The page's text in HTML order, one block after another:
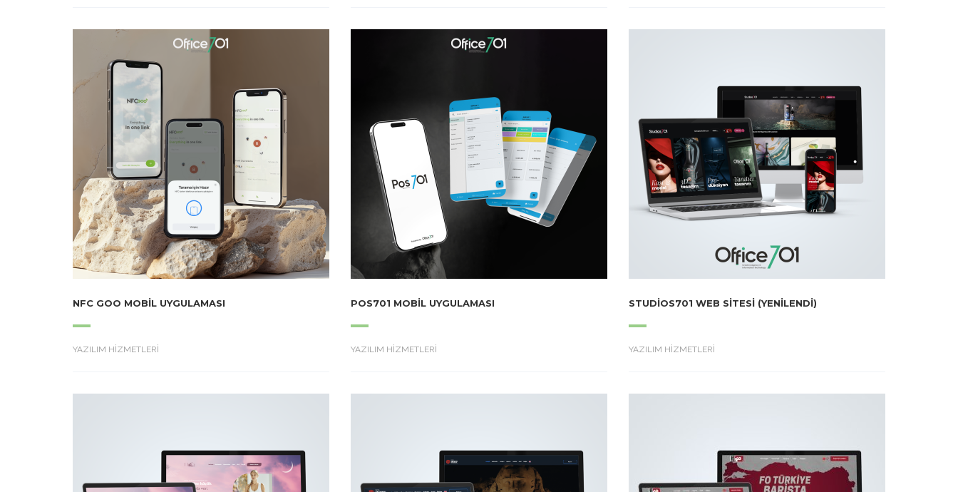
NFC GOO MOBIL UYGULAMASI
YAZILIM HİZMETLERİ
POS701 MOBIL UYGULAMASI
YAZILIM HİZMETLERİ
STUDIOS701 WEB SITESI (YENILENDI)
YAZILIM HİZMETLERİ